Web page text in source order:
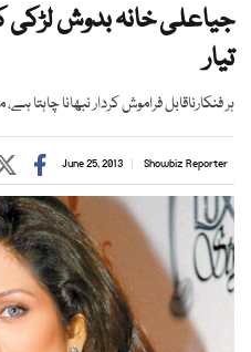
جیاعلی خانہ بدوش لڑکی
تیار
ہر فنکارناقابل فراموش کردار نبھانا چاہتا
Showbiz Reporter
June 25, 2013